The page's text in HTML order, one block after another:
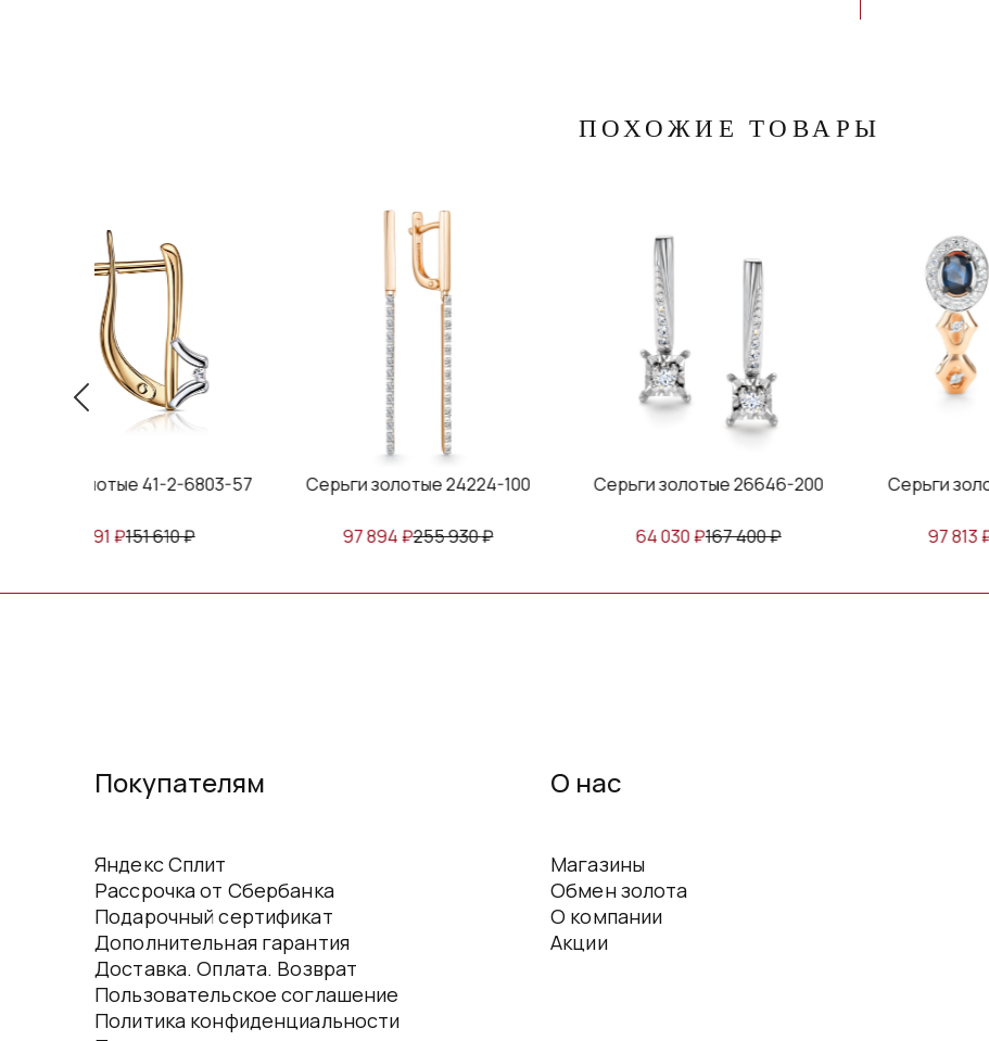
ПОХОЖИЕ ТОВАРЫ
41-2-6803-57 Серьги золотые 24224-100
255 930₽
Серьги золотые 26646-200
167 400₽
Серьги золотые 26374-102
255 720₽
Покупателям
Яндекс Сплит
Рассрочка от Сбербанка
Подарочный сертификат
Дополнительная гарантия
Доставка. Оплата. Возврат
Пользовательское соглашение
Политика конфиденциальности
О нас
Магазины
Обмен золота
О компании
Акции